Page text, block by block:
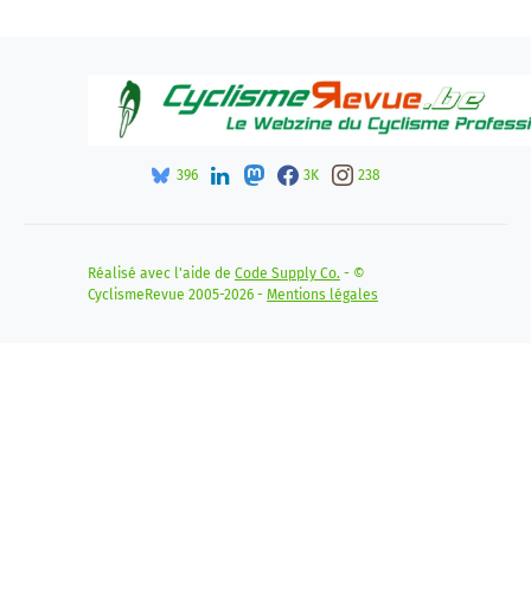
396 3K 238
Réalisé avec l'aide de Code Supply Co. - ©
CyclismeRevue 2005-2026 - Mentions légales